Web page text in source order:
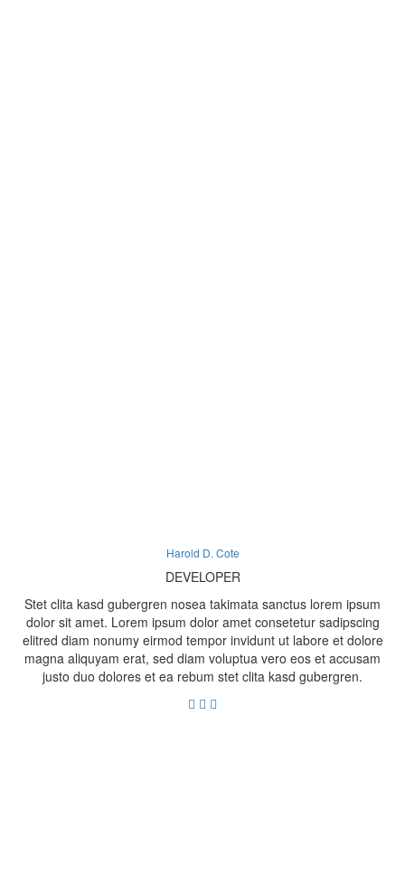
Harold D. Cote
DEVELOPER
Stet clita kasd gubergren nosea takimata sanctus lorem ipsum
dolor sit amet. Lorem ipsum dolor amet consetetur sadipscing
elitred diam nonumy eirmod tempor invidunt ut labore et dolore
magna aliquyam erat, sed diam voluptua vero eos et accusam
justo duo dolores et ea rebum stet clita kasd gubergren.